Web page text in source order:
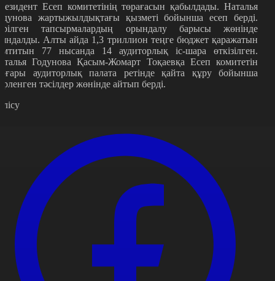
Есеп комитетінің төрағасын қабылдады. Наталья
жартыжылдықтағы қызметі бойынша есеп берді.
тапсырмалардың орындалу барысы жөнінде
Алты айда 1,3 триллион теңге бюджет қаражатын
77 нысанда 14 аудиторлық іс-шара өткізілген.
Годунова Қасым-Жомарт Тоқаевқа Есеп комитетін
аудиторлық палата ретінде қайта құру бойынша
тәсілдер жөнінде айтып берді.